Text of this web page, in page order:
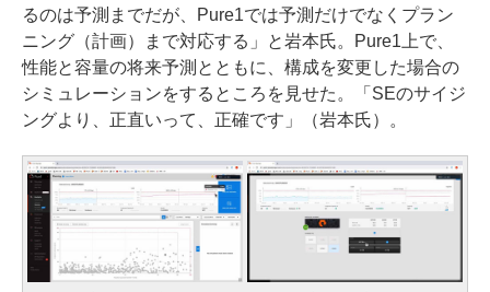
るのは予測までだが、Pure1では予測だけでなくプラン
ニング（計画）まで対応する」と岩本氏。Pure1上で、
性能と容量の将来予測とともに、構成を変更した場合の
シミュレーションをするところを見せた。「SEのサイジ
ングより、正直いって、正確です」（岩本氏）。